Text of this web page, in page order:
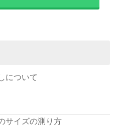
について
サイズの測り方